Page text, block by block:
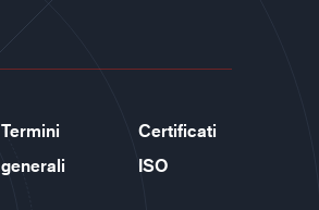
Termini
generali
Certificati
ISO